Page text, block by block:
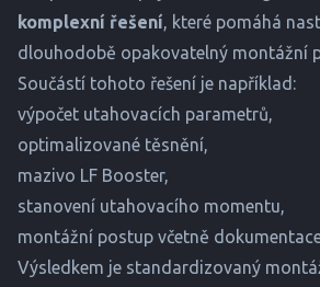
komplexní řešení, které pomáhá
dlouhodobě opakovatelný montážní
Součástí tohoto řešení je například:
výpočet utahovacích parametrů,
optimalizované těsnění,
mazivo LF Booster,
stanovení utahovacího momentu,
montážní postup včetně
Výsledkem je standardizovaný